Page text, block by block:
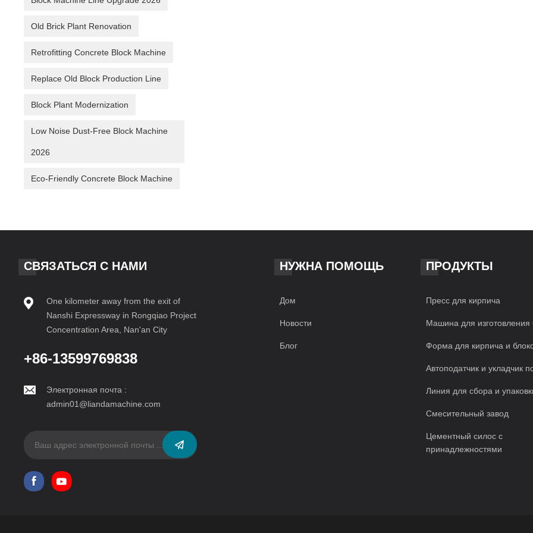
Old Brick Plant Renovation
Retrofitting Concrete Block Machine
Replace Old Block Production Line
Block Plant Modernization
Low Noise Dust-Free Block Machine
2026
Eco-Friendly Concrete Block Machine
СВЯЗАТЬСЯ С НАМИ
One kilometer away from the exit of
Nanshi Expressway in Rongqiao Project
Concentration Area, Nan'an City
+86-13599769838
Электронная почта :
admin01@liandamachine.com
НУЖНА ПОМОЩЬ
Дом
Новости
Блог
ПРОДУКТЫ
Пресс для кирпича
Машина для изготовления
Форма для кирпича и
Автоподатчик и укладчик
Линия для сбора и
Смесительный завод
Цементный силос с
принадлежностями